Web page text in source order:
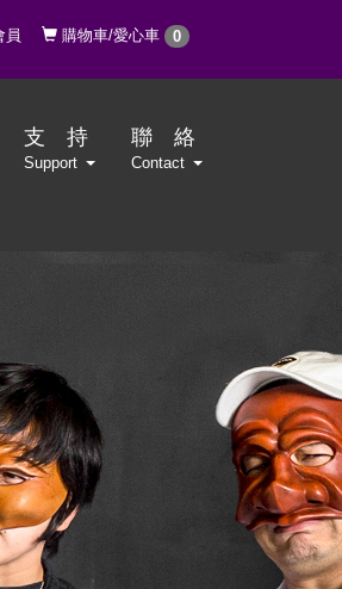
購物車/愛心車 0
員
支 持
Support
聯 絡
Contact